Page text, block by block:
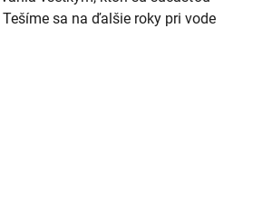
sa na ďalšie roky pri vode